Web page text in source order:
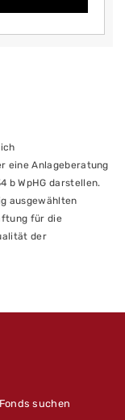
Fonds suchen
eine Anlageberatung
b WpHG darstellen.
ausgewählten
für die
der